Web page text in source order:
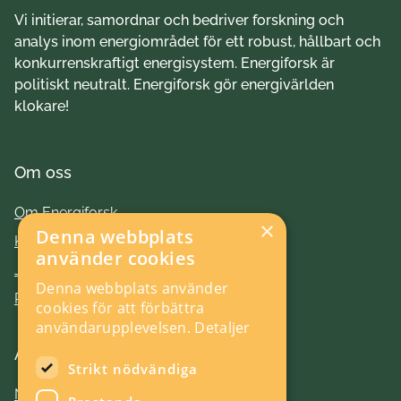
Vi initierar, samordnar och bedriver forskning och
analys inom energiområdet för ett robust, hållbart och
konkurrenskraftigt energisystem. Energiforsk är
politiskt neutralt. Energiforsk gör energivärlden
klokare!
Om oss
Om Energiforsk
Kontakt
Jobba hos oss
Press
Aktuellt
Nyheter
×
Denna webbplats
använder cookies
Denna webbplats använder
cookies för att förbättra
användarupplevelsen. Detaljer
Strikt nödvändiga